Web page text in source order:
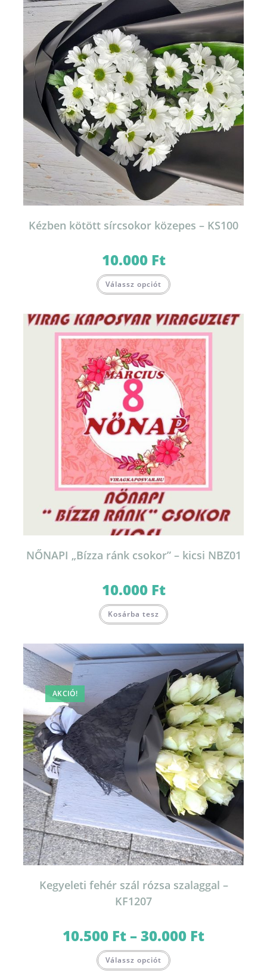
Kézben kötött sírcsokor közepes – KS100
10.000 Ft
Válassz opciót
NŐNAPI „Bízza ránk csokor” – kicsi NBZ01
10.000 Ft
Kosárba tesz
AKCIÓ!
Kegyeleti fehér szál rózsa szalaggal –
KF1207
10.500 Ft–30.000 Ft10.500 Ft
Válassz opciót a